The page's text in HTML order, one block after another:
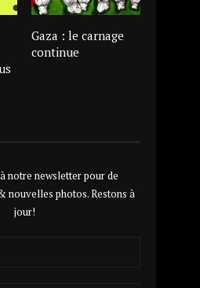
Gaza : le carnage
continue
notre newsletter pour de
nouvelles photos. Restons à
jour!